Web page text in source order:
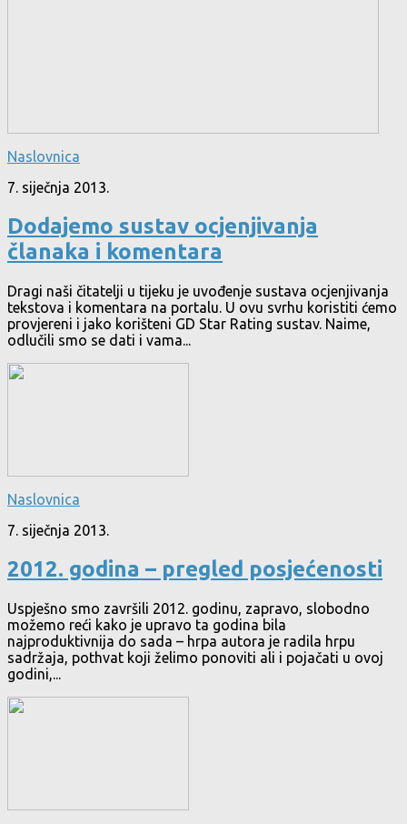
Naslovnica
7. siječnja 2013.
Dodajemo sustav ocjenjivanja
članaka i komentara
Dragi naši čitatelji u tijeku je uvođenje sustava ocjenjivanja
tekstova i komentara na portalu. U ovu svrhu koristiti ćemo
provjereni i jako korišteni GD Star Rating sustav. Naime,
odlučili smo se dati i vama...
Naslovnica
7. siječnja 2013.
2012. godina – pregled posjećenosti
Uspješno smo završili 2012. godinu, zapravo, slobodno
možemo reći kako je upravo ta godina bila
najproduktivnija do sada – hrpa autora je radila hrpu
sadržaja, pothvat koji želimo ponoviti ali i pojačati u ovoj
godini,...